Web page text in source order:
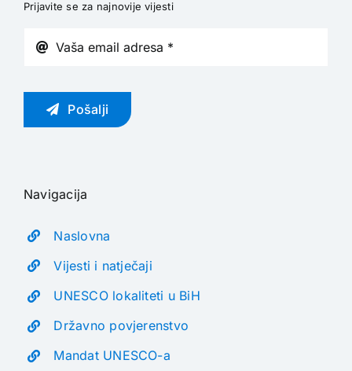
Prijavite se za najnovije vijesti
Pošalji
Navigacija
Naslovna
Vijesti i natječaji
UNESCO lokaliteti u BiH
Državno povjerenstvo
Mandat UNESCO-a